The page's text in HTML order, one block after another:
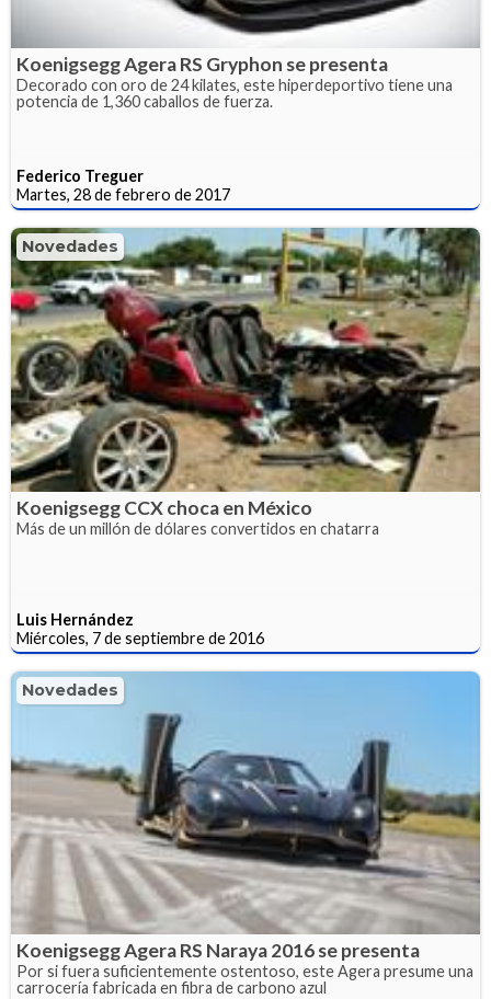
Koenigsegg Agera RS Gryphon se presenta
Decorado con oro de 24 kilates, este hiperdeportivo tiene una
potencia de 1,360 caballos de fuerza.
Federico Treguer
Martes, 28 de febrero de 2017
Novedades
Koenigsegg CCX choca en México
Más de un millón de dólares convertidos en chatarra
Luis Hernández
Miércoles, 7 de septiembre de 2016
Novedades
Koenigsegg Agera RS Naraya 2016 se presenta
Por si fuera suficientemente ostentoso, este Agera presume una
carrocería fabricada en fibra de carbono azul